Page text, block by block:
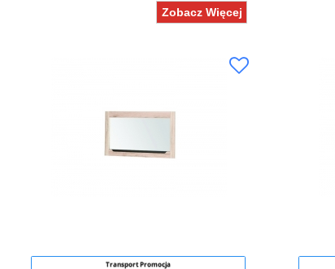
Zobacz Więcej
Transport Promocja